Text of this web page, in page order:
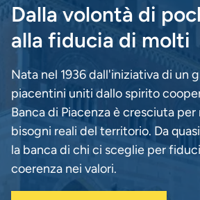
Dalla volontà di
alla fiducia di molti
Nata nel 1936 dall'iniziativa di un
piacentini uniti dallo spirito
Banca di Piacenza è cresciuta per
bisogni reali del territorio. Da
la banca di chi ci sceglie per
coerenza nei valori.